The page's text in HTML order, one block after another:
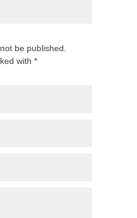
be published.
with *